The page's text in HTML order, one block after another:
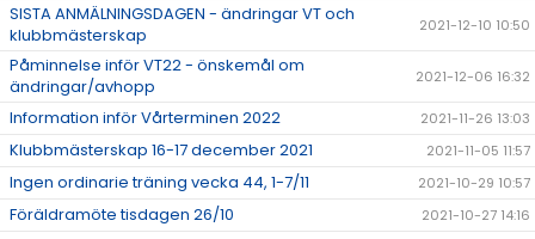
SISTA ANMÄLNINGSDAGEN - ändringar VT och
klubbmästerskap
2021-12-10 10:50
Påminnelse inför VT22 - önskemål om
ändringar/avhopp
2021-12-06 16:32
Information inför Vårterminen 2022 2021-11-26 13:03
Klubbmästerskap 16-17 december 2021 2021-11-05 11:57
Ingen ordinarie träning vecka 44, 1-7/11 2021-10-29 10:57
Föräldramöte tisdagen 26/10 2021-10-27 14:16